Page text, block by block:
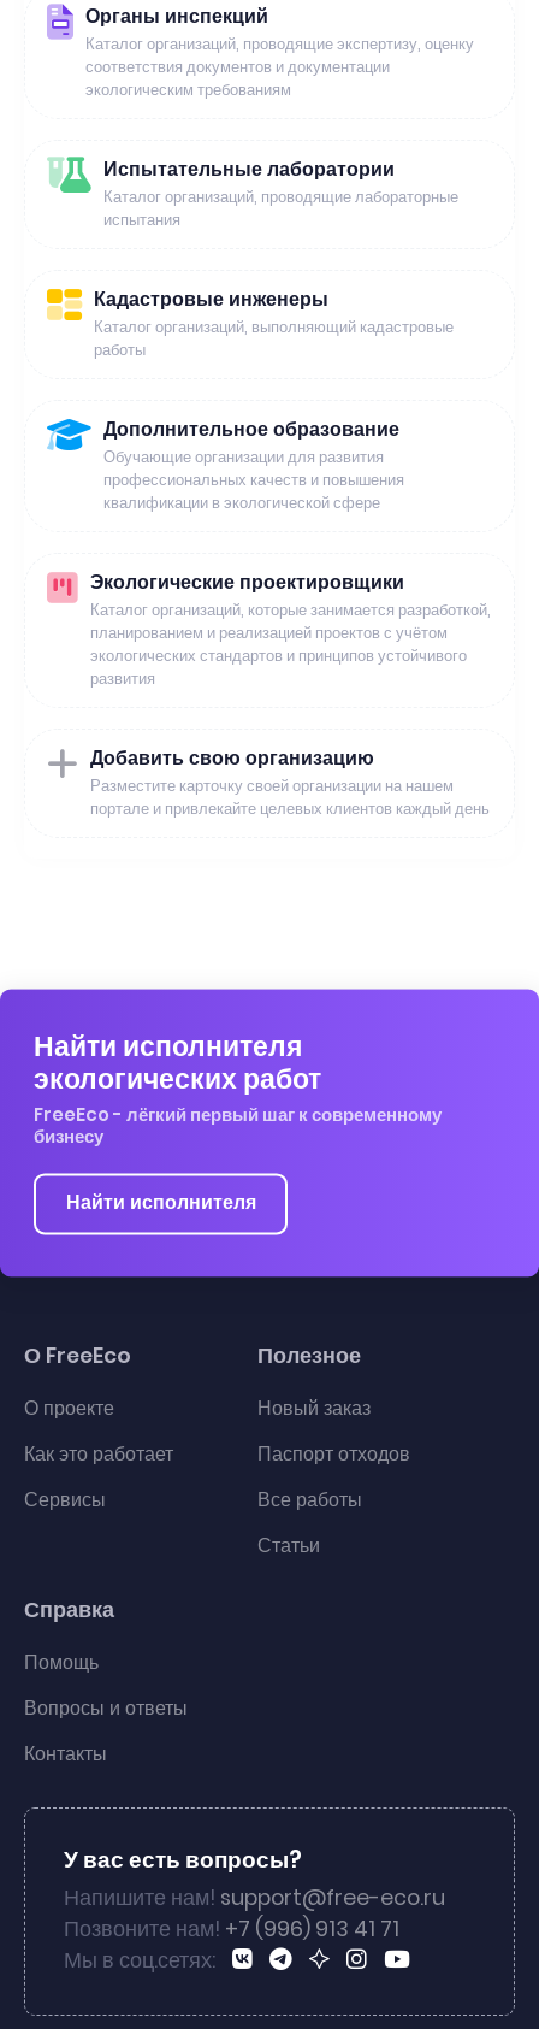
Органы инспекций
Каталог организаций, проводящие экспертизу, оценку
соответствия документов и документации
экологическим требованиям
Испытательные лаборатории
Каталог организаций, проводящие лабораторные
испытания
Кадастровые инженеры
Каталог организаций, выполняющий кадастровые
работы
Дополнительное образование
Обучающие организации для развития
профессиональных качеств и повышения
квалификации в экологической сфере
Экологические проектировщики
Каталог организаций, которые занимается разработкой,
планированием и реализацией проектов с учётом
экологических стандартов и принципов устойчивого
развития
Добавить свою организацию
Разместите карточку своей организации на нашем
портале и привлекайте целевых клиентов каждый день
Найти исполнителя
экологических работ
FreeEco - лёгкий первый шаг к современному
бизнесу
Найти исполнителя
О FreeEco
О проекте
Как это работает
Сервисы
Полезное
Новый заказ
Паспорт отходов
Все работы
Статьи
Справка
Помощь
Вопросы и ответы
Контакты
У вас есть вопросы?
Напишите нам! support@free-eco.ru
Позвоните нам! +7 (996) 913 41 71
Мы в соц.сетях: